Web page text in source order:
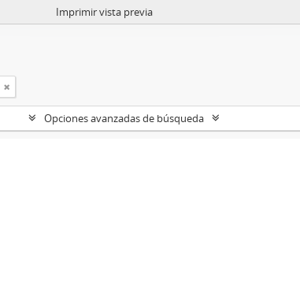
Imprimir vista previa
Opciones avanzadas de búsqueda